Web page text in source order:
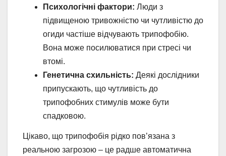
Психологічні фактори: Люди з
підвищеною тривожністю чи чутливістю до
огиди частіше відчувають трипофобію.
Вона може посилюватися при стресі чи
втомі.
Генетична схильність: Деякі дослідники
припускають, що чутливість до
трипофобних стимулів може бути
спадковою.
Цікаво, що трипофобія рідко пов’язана з
реальною загрозою – це радше автоматична